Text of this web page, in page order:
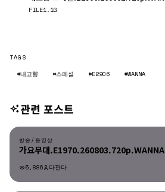
FILE1.1G
TAGS
#내고향
#스페셜 #E2906 #WANNA
관련 포스트
방송/동영상
방송/동영상
가요무대.E1970.260803.720p.WANNA
5,886 다판다
방송/동영상